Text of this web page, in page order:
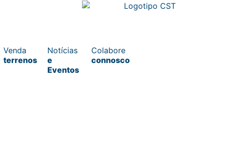
Venda
terrenos
Notícias
e
Eventos
Colabore
connosco